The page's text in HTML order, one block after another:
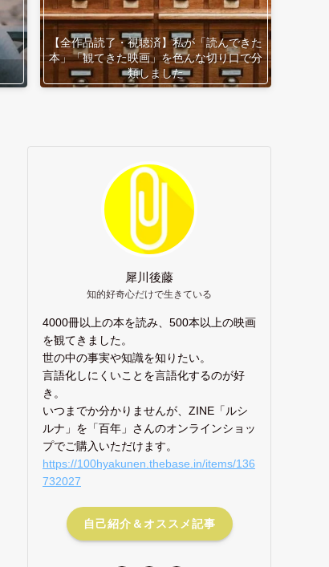
【全作品読了・視聴済】私が「読んできた
本」「観てきた映画」を色んな切り口で分
類しました
犀川後藤
知的好奇心だけで生きている
4000冊以上の本を読み、500本以上の映画
を観てきました。
世の中の事実や知識を知りたい。
言語化しにくいことを言語化するのが好
き。
いつまでか分かりませんが、ZINE「ルシ
ルナ」を「百年」さんのオンラインショッ
プでご購入いただけます。
https://100hyakunen.thebase.in/items/136
732027
自己紹介＆オススメ記事